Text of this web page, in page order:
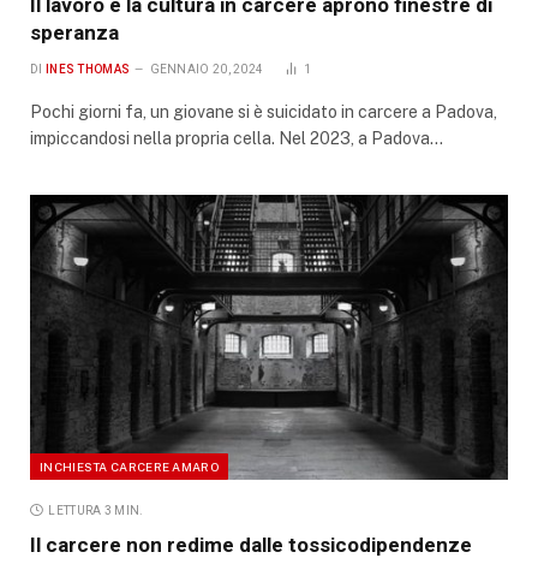
Il lavoro e la cultura in carcere aprono finestre di
speranza
DI INES THOMAS GENNAIO 20, 2024 1
Pochi giorni fa, un giovane si è suicidato in carcere a Padova,
impiccandosi nella propria cella. Nel 2023, a Padova…
INCHIESTA CARCERE AMARO
LETTURA 3 MIN.
Il carcere non redime dalle tossicodipendenze